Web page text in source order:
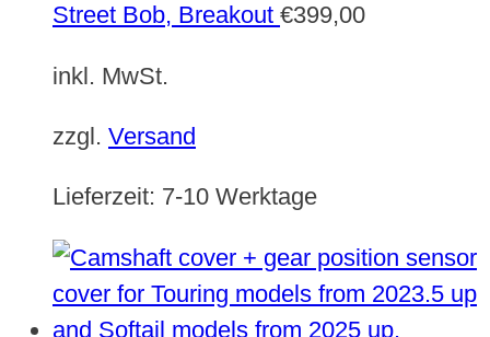
Street Bob, Breakout €399,00
inkl. MwSt.
zzgl. Versand
Lieferzeit: 7-10 Werktage